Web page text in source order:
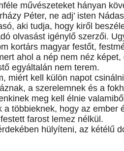
művészeteket hányan
Péter, ne adj’ isten
aki tudja, hogy kiről
olvasást igénylő szerzői.
kortárs magyar festőt,
ahol a nép nem néz
egyáltalán nem terem.
miért kell külön napot
a szerelemnek és a
meg kell élnie
a többieknek, hogy az
farost lemez nélkül.
hülyíteni, az kétélű